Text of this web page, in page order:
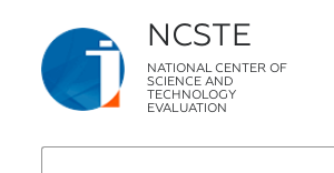
NCSTE
NATIONAL CENTER OF
SCIENCE AND
TECHNOLOGY
EVALUATION